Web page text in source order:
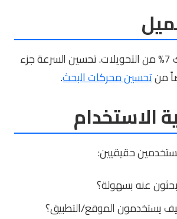
كل ثانية تأخير تكلفك 7% من التحويلات. تحسين السرعة جزء
تحسين محركات البحث.
الاستخدام
حقيقيين:
عنه بسهولة؟
يستخدمون الموقع/التطبيق؟